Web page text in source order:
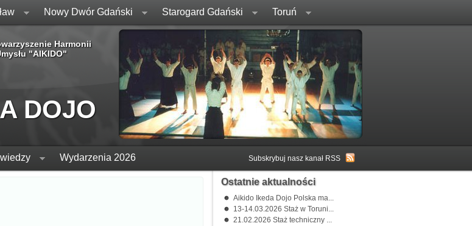
Nowy Dwór Gdański Starogard Gdański Toruń
Harmonii
"AIKIDO"
DOJO
Wydarzenia 2026 Subskrybuj nasz kanał RSS
Ostatnie aktualności
Aikido Ikeda Dojo Polska ma...
13-14.03.2026 Staż w Toruni...
21.02.2026 Staż techniczny ...